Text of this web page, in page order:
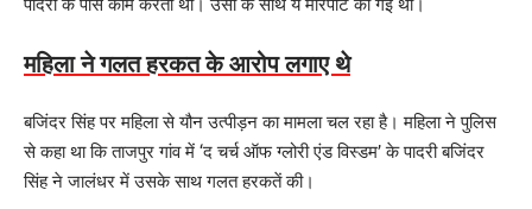
पादरी के पास काम करती थी। उसी के साथ ये मारपीट की गई थी।
महिला ने गलत हरकत के आरोप लगाए थे
बजिंदर सिंह पर महिला से यौन उत्पीड़न का मामला चल रहा है। महिला ने पुलिस
से कहा था कि ताजपुर गांव में ‘द चर्च ऑफ ग्लोरी एंड विस्डम’ के पादरी बजिंदर
सिंह ने जालंधर में उसके साथ गलत हरकतें की।